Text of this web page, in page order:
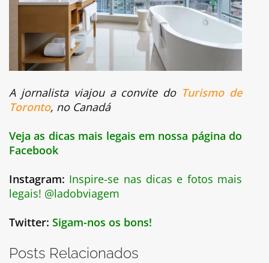
A jornalista viajou a convite do Turismo de
Toronto, no Canadá
Veja as dicas mais legais em nossa página do
Facebook
Instagram: Inspire-se nas dicas e fotos mais
legais! @ladobviagem
Twitter: Sigam-nos os bons!
Posts Relacionados